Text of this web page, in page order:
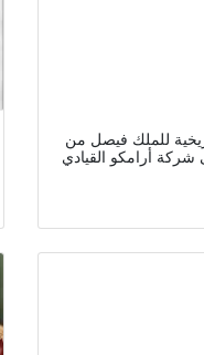
للملك فيصل من
شركة أرامكو القيادي